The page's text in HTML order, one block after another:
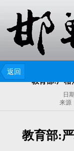
返回
教育部:严格
日
来源
教育部: